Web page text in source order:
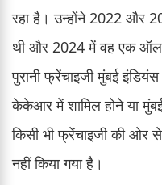
रहा है। उन्होंने 2022 और
थी और 2024 में वह एक
पुरानी फ्रेंचाइजी मुंबई
केकेआर में शामिल होने या
किसी भी फ्रेंचाइजी की ओर से
नहीं किया गया है।